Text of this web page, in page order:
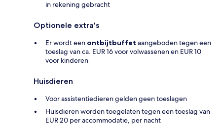
in rekening gebracht
Optionele extra's
Er wordt een ontbijtbuffet aangeboden tegen een
toeslag van ca. EUR 16 voor volwassenen en EUR 10
voor kinderen
Huisdieren
Voor assistentiedieren gelden geen toeslagen
Huisdieren worden toegelaten tegen een toeslag van
EUR 20 per accommodatie, per nacht